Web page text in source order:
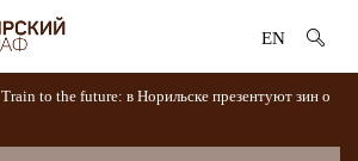
EN
Train to the future: в Норильске презентуют зин о